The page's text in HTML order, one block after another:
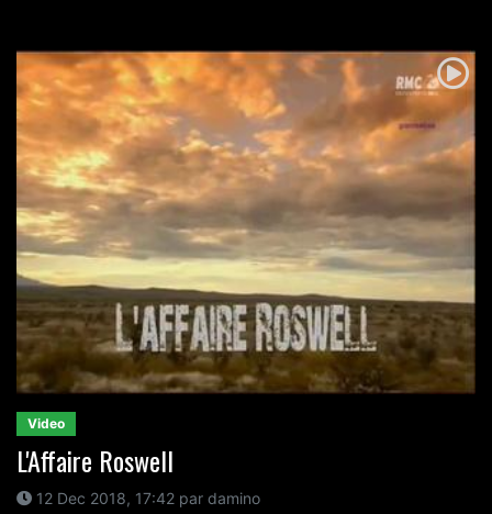
Video
L'Affaire Roswell
12 Dec 2018, 17:42 par damino